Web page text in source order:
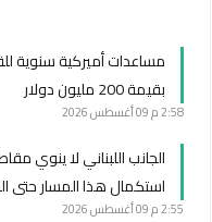
مساعدات أميركية سنوية
بقيمة 200 مليون دولار
2:58 م 09 أغسطس 2026
الجانب اللبناني لا ينوي
استكمال هذا المسار حتى
2:55 م 09 أغسطس 2026